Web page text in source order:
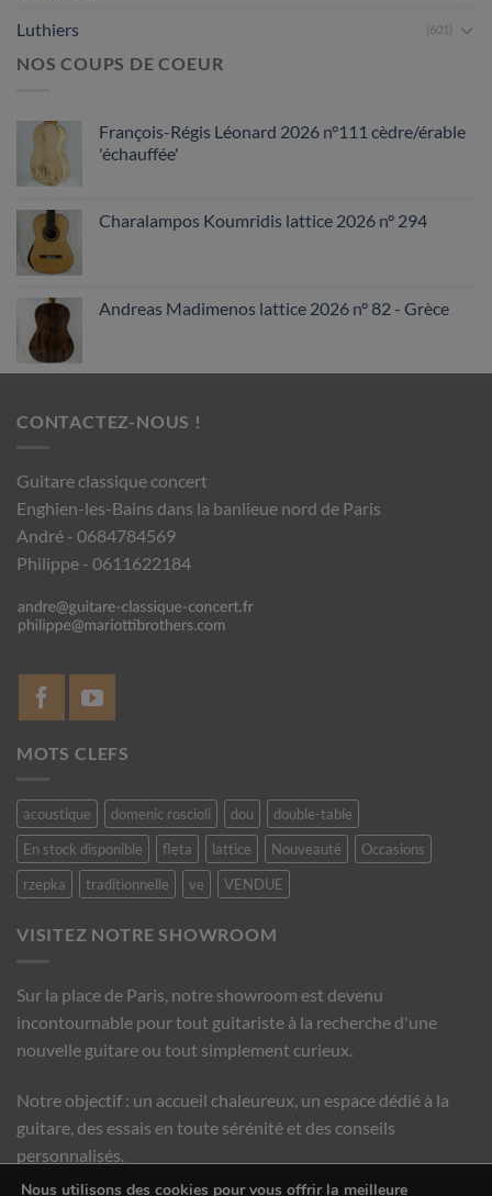
Luthiers (601)
NOS COUPS DE COEUR
François-Régis Léonard 2026 n°111 cèdre/érable
'échauffée'
Charalampos Koumridis lattice 2026 n° 294
Andreas Madimenos lattice 2026 n° 82 - Grèce
CONTACTEZ-NOUS !
Guitare classique concert
Enghien-les-Bains dans la banlieue nord de Paris
André - 0684784569
Philippe - 0611622184
MOTS CLEFS
acoustique domenic roscioli dou
double-table
En stock disponible
fleta lattice Nouveauté
Occasions
rzepka
traditionnelle ve VENDUE
VISITEZ NOTRE SHOWROOM
Sur la place de Paris, notre showroom est devenu
incontournable pour tout guitariste à la recherche d'une
nouvelle guitare ou tout simplement curieux.
Notre objectif : un accueil chaleureux, un espace dédié à la
guitare, des essais en toute sérénité et des conseils
personnalisés.
Nous utilisons des cookies pour vous offrir la meilleure